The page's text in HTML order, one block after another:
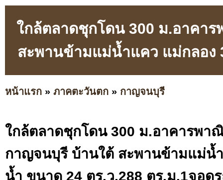
ใกล้ตลาดชุกโดน 300 ม.อาคา
สะพานข้ามแม่น้ำแคว แม่กลอง
หน้าแรก » ภาคตะวันตก » กาญจนบุรี
ใกล้ตลาดชุกโดน 300 ม.อาคารพา
กาญจนบุรี บ้านใต้ สะพานข้ามแม่น้
น้ำ ขนาด 24 ตร.ว.288 ตร.ม.1จอด